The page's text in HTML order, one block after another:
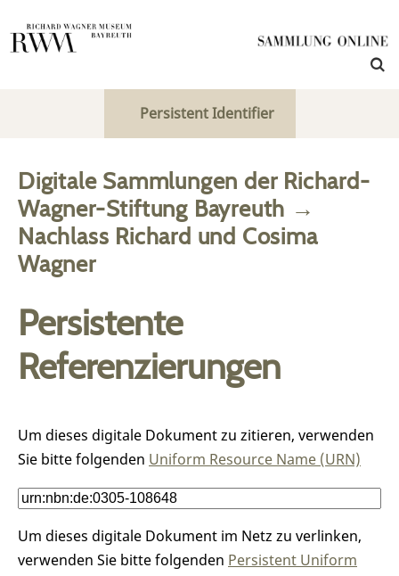
Persistent Identifier
Digitale Sammlungen der Richard-
Wagner-Stiftung Bayreuth →
Nachlass Richard und Cosima
Wagner
Persistente
Referenzierungen
Um dieses digitale Dokument zu zitieren, verwenden
Sie bitte folgenden Uniform Resource Name (URN)
Um dieses digitale Dokument im Netz zu verlinken,
verwenden Sie bitte folgenden Persistent Uniform